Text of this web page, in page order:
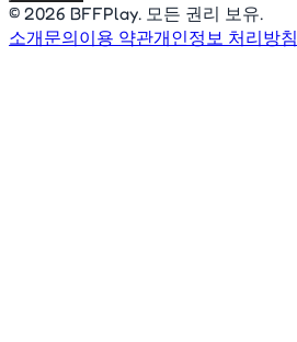
© 2026 BFFPlay. 모든 권리 보유.
소개문의이용 약관개인정보 처리방침